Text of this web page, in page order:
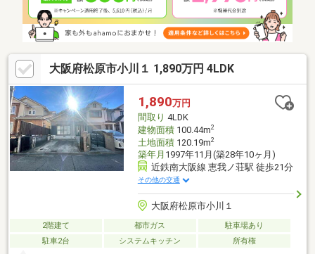
駅』 まで約1.4km（徒歩約19分）
大阪府松原市小川１ 1,890万円 4LDK
1,890万円
間取り 4LDK
建物面積100.44m2
土地面積120.19m2
築年月 1997年11月(築28年10ヶ月)
近鉄南大阪線 恵我ノ荘駅 徒歩21分
その他の交通
大阪府松原市小川１
2階建て 都市ガス
駐車場あり
駐車2台
システムキッチン 所有権